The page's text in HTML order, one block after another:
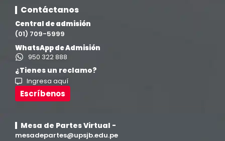
Contáctanos
Central de admisión
(01) 709-5999
WhatsApp de Admisión
950 322 888
¿Tienes un reclamo?
Ingresa aquí
Escríbenos
Mesa de Partes Virtual -
mesadepartes@upsjb.edu.pe